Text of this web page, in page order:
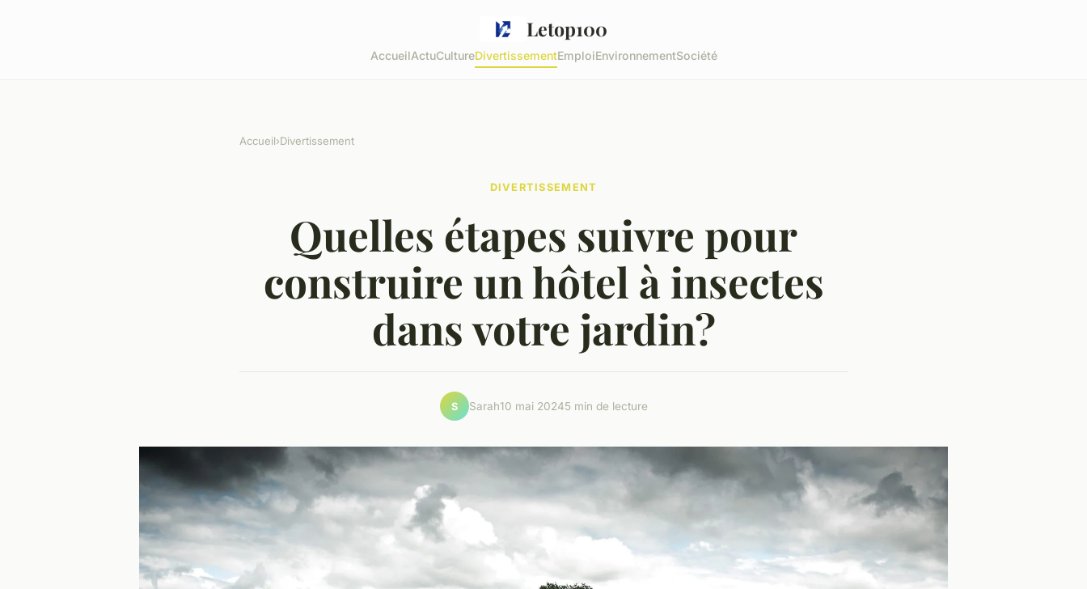
Letop100
AccueilActuCultureDivertissementEmploiEnvironnementSociété
Accueil›Divertissement
DIVERTISSEMENT
Quelles étapes suivre pour
construire un hôtel à insectes
dans votre jardin?
S Sarah10 mai 20245 min de lecture